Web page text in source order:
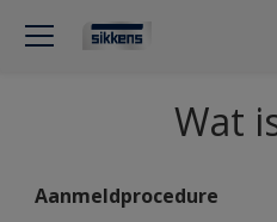
Wat
Aanmeldprocedure